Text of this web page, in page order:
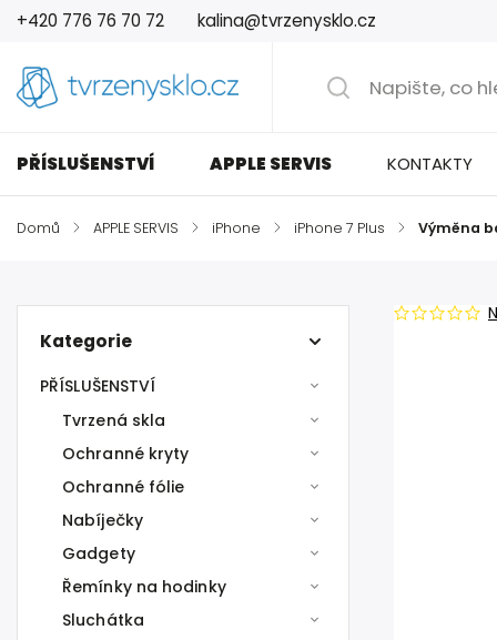
+420 776 76 70 72 kalina@tvrzenysklo.cz
PŘÍSLUŠENSTVÍ APPLE SERVIS KONTAKTY
Domů / APPLE SERVIS / iPhone / iPhone 7 Plus / Výměna
Kategorie
PŘÍSLUŠENSTVÍ
Tvrzená skla
Ochranné kryty
Ochranné fólie
Nabíječky
Gadgety
Řemínky na hodinky
Sluchátka